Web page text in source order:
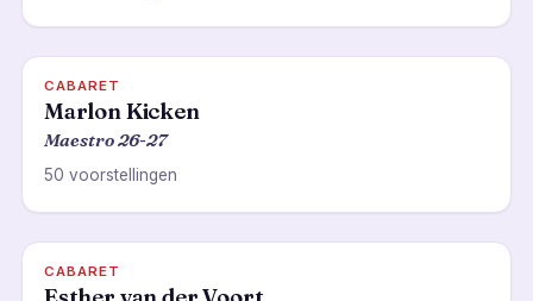
CABARET
Marlon Kicken
Maestro 26-27
50 voorstellingen
CABARET